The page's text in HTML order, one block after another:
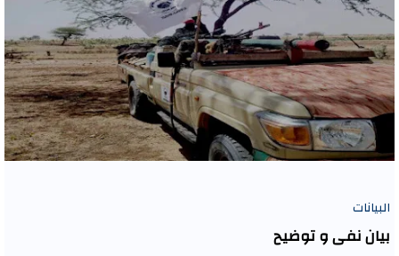
البيانات
بيان نفي و توضيح